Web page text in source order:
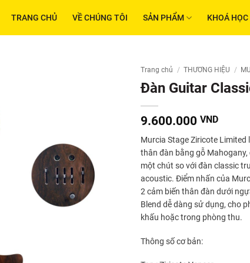
TRANG CHỦ VỀ CHÚNG TÔI SẢN PHẨM KHOÁ HỌC
Trang chủ / THƯƠNG HIỆU /
Đàn Guitar
9.600.000 VND
Murcia Stage Ziricote Limited
thân đàn bằng gỗ
một chút so với đàn classic
acoustic. Điểm nhấn của
2 cảm biến thân đàn dưới
Blend dễ dàng sử dụng, cho
khấu hoặc trong phòng thu.
Thông số cơ bản: